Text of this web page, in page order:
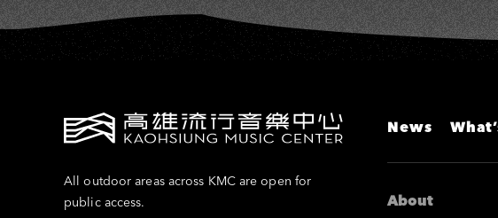
All outdoor areas across KMC are open for
public access.
News
About